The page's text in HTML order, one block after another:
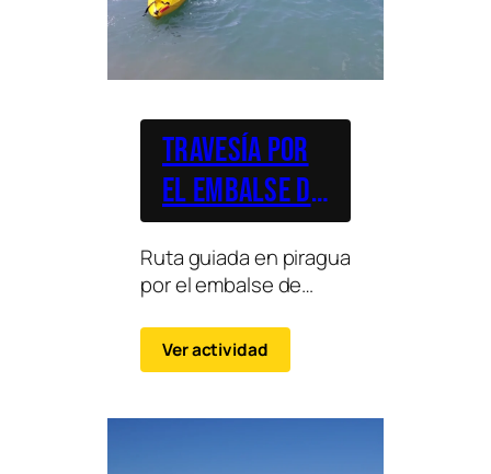
Travesía por
el Embalse de
Barasona
Ruta guiada en piragua
por el embalse de
disfrutar del paisaje y
remar en aguas
Ver actividad